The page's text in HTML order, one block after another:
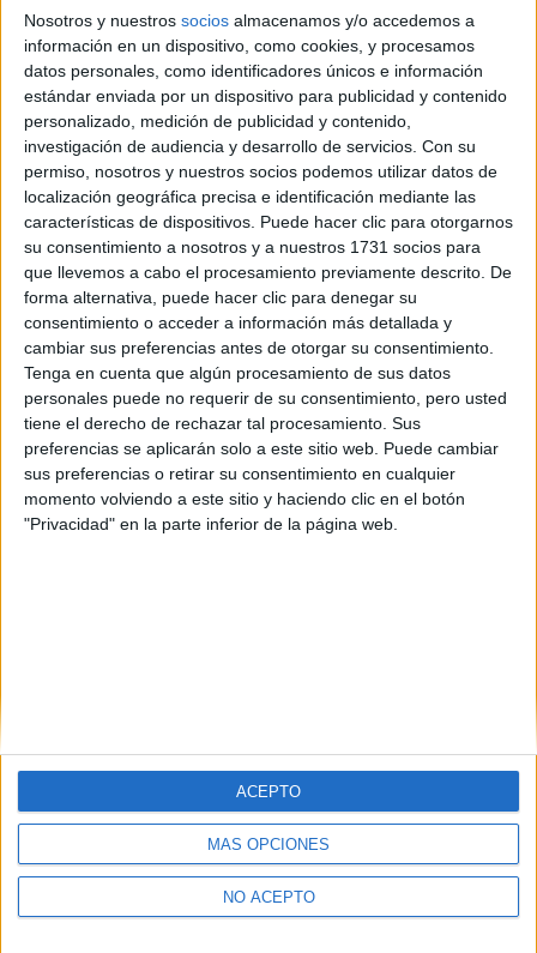
Nosotros y nuestros socios almacenamos y/o accedemos a
información en un dispositivo, como cookies, y procesamos
datos personales, como identificadores únicos e información
estándar enviada por un dispositivo para publicidad y contenido
personalizado, medición de publicidad y contenido,
investigación de audiencia y desarrollo de servicios. Con su
permiso, nosotros y nuestros socios podemos utilizar datos de
localización geográfica precisa e identificación mediante las
características de dispositivos. Puede hacer clic para otorgarnos
su consentimiento a nosotros y a nuestros 1731 socios para
que llevemos a cabo el procesamiento previamente descrito. De
forma alternativa, puede hacer clic para denegar su
consentimiento o acceder a información más detallada y
cambiar sus preferencias antes de otorgar su consentimiento.
Tenga en cuenta que algún procesamiento de sus datos
personales puede no requerir de su consentimiento, pero usted
tiene el derecho de rechazar tal procesamiento. Sus
preferencias se aplicarán solo a este sitio web. Puede cambiar
sus preferencias o retirar su consentimiento en cualquier
momento volviendo a este sitio y haciendo clic en el botón
"Privacidad" en la parte inferior de la página web.
MÁS OPCIONES
NO ACEPTO
ACEPTO
Presencial |Barcelona
Máster Universitario en
Seguridad Internacional / Master in
International Security
IBEI - INSTITUTO BARCELONA DE ESTUDIOS
INTERNACIONALES (Centro Adscrito Público)
Tipo: Máster
Pídeles información ¡GRATIS!
Seleccionar por provincia
Ávila (1)
Barcelona
(1)
Burgos(1)
Granada(1)
Madrid(12)
La Rioja(1)
Salamanca(1)
Zaragoza (1)
Quiénes somos|Contactar|
Aviso legal|Politica de privacidad|Condiciones generales|Política
de cookies
© 2003-2026Compás Mediterráneo S.L.- Diego de León 47 - 28006